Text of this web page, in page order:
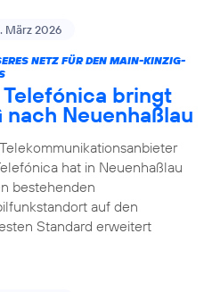
März 2026
NETZ FÜR DEN MAIN-KINZIG-
Telefónica bringt
nach Neuenhaßlau
hat in Neuenhaßlau
bestehenden
auf den
Standard erweitert